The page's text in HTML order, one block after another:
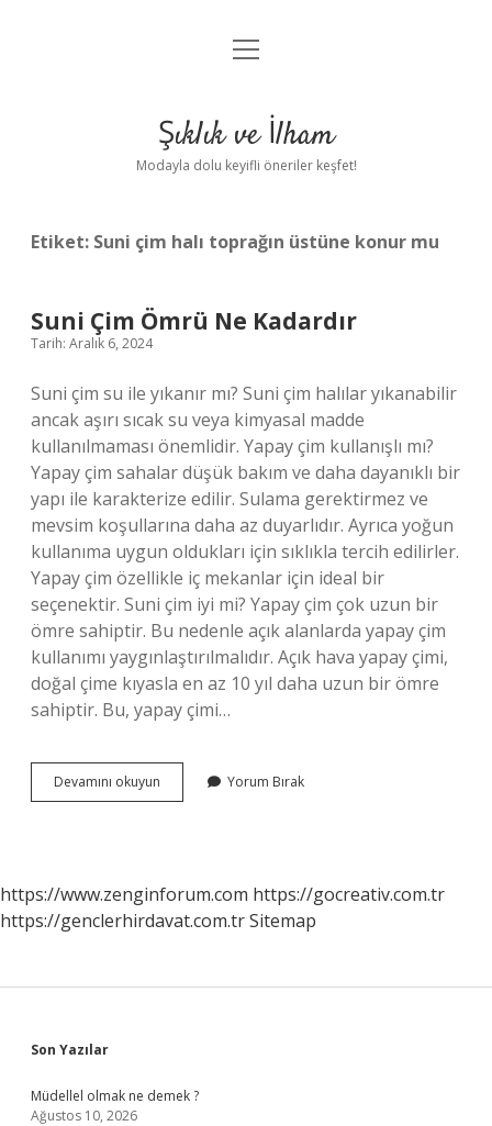
Anasayfa
Yasal Uyarı
menüyü
Şıklık ve İlham
Modayla dolu keyifli öneriler keşfet!
Etiket: Suni çim halı toprağın üstüne konur mu
Suni Çim Ömrü Ne Kadardır
Tarih: Aralık 6, 2024
Suni çim su ile yıkanır mı? Suni çim halılar yıkanabilir
ancak aşırı sıcak su veya kimyasal madde
kullanılmaması önemlidir. Yapay çim kullanışlı mı?
Yapay çim sahalar düşük bakım ve daha dayanıklı bir
yapı ile karakterize edilir. Sulama gerektirmez ve
mevsim koşullarına daha az duyarlıdır. Ayrıca yoğun
kullanıma uygun oldukları için sıklıkla tercih edilirler.
Yapay çim özellikle iç mekanlar için ideal bir
seçenektir. Suni çim iyi mi? Yapay çim çok uzun bir
ömre sahiptir. Bu nedenle açık alanlarda yapay çim
kullanımı yaygınlaştırılmalıdır. Açık hava yapay çimi,
doğal çime kıyasla en az 10 yıl daha uzun bir ömre
sahiptir. Bu, yapay çimi…
Devamını okuyun
Çim
Yorum Bırak
https://www.zenginforum.com https://gocreativ.com.tr
https://genclerhirdavat.com.trSitemap
Sidebar
Son Yazılar
Müdellel olmak ne demek ?
Ağustos 10, 2026